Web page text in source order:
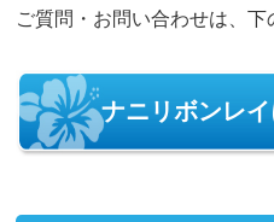
ご質問・お問い合わせは、下
ナニリボンレ